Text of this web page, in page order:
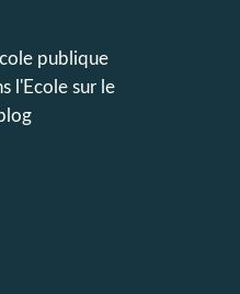
publique
l'Ecolesur le